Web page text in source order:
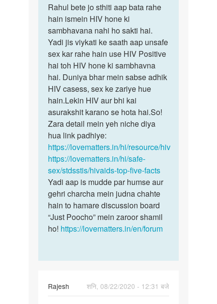
to
Medam
ji
kya
hiv
kapdo
NAA…
by
Rahul
Rahul
bete
jo
sthiti
aap…
Rahul bete jo sthiti aap bata rahe
hain ismein HIV hone ki
sambhavana nahi ho sakti hai.
Yadi jis viykati ke saath aap unsafe
sex kar rahe hain use HIV Positive
hai toh HIV hone ki sambhavna
hai. Duniya bhar mein sabse adhik
HIV casess, sex ke zariye hue
hain.Lekin HIV aur bhi kai
asurakshit karano se hota hai.So!
Zara detail mein yeh niche diya
hua link padhiye:
https://lovematters.in/hi/resource/hiv
https://lovematters.in/hi/safe-
sex/stdsstis/hivaids-top-five-facts
Yadi aap is mudde par humse aur
gehri charcha mein judna chahte
hain to hamare discussion board
“Just Poocho” mein zaroor shamil
ho! https://lovematters.in/en/forum
Rajesh
शनि, 08/22/2020 - 12:31 बजे